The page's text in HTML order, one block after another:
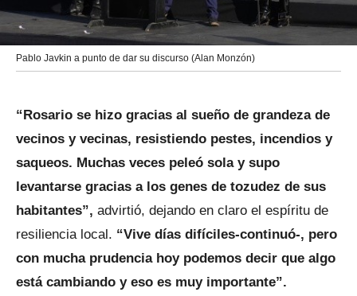
Pablo Javkin a punto de dar su discurso (Alan Monzón)
“Rosario se hizo gracias al sueño de grandeza de
vecinos y vecinas, resistiendo pestes, incendios y
saqueos. Muchas veces peleó sola y supo
levantarse gracias a los genes de tozudez de sus
habitantes”, advirtió, dejando en claro el espíritu de
resiliencia local. “Vive días difíciles-continuó-, pero
con mucha prudencia hoy podemos decir que algo
está cambiando y eso es muy importante”.